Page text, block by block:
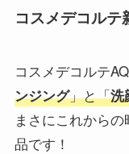
コスメデコルテ
コスメデコルテ
ンジング」と「洗
まさにこれから
品です！